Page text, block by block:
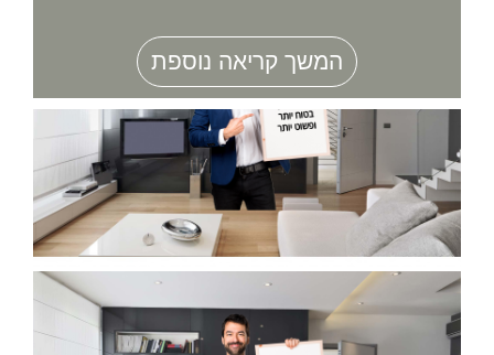
המשך קריאה נוספת